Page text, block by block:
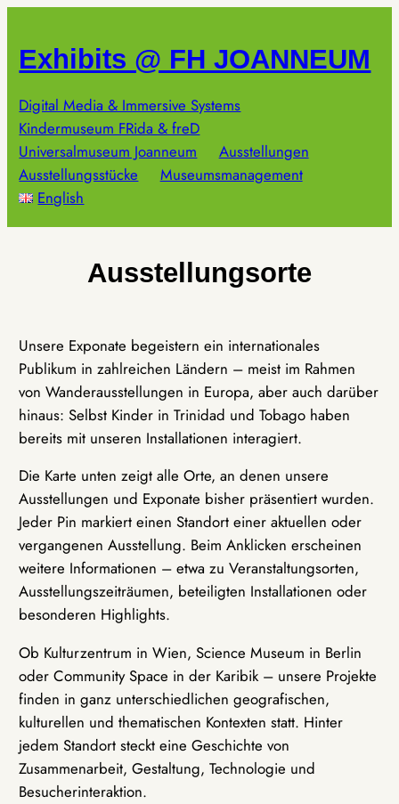
springen
Exhibits @ FH JOANNEUM
Digital Media & Immersive Systems
Kindermuseum FRida & freD
Universalmuseum Joanneum
Ausstellungen
Ausstellungsstücke
Museumsmanagement
English
Ausstellungsorte
Unsere Exponate begeistern ein internationales
Publikum in zahlreichen Ländern – meist im Rahmen
von Wanderausstellungen in Europa, aber auch darüber
hinaus: Selbst Kinder in Trinidad und Tobago haben
bereits mit unseren Installationen interagiert.
Die Karte unten zeigt alle Orte, an denen unsere
Ausstellungen und Exponate bisher präsentiert wurden.
Jeder Pin markiert einen Standort einer aktuellen oder
vergangenen Ausstellung. Beim Anklicken erscheinen
weitere Informationen – etwa zu Veranstaltungsorten,
Ausstellungszeiträumen, beteiligten Installationen oder
besonderen Highlights.
Ob Kulturzentrum in Wien, Science Museum in Berlin
oder Community Space in der Karibik – unsere Projekte
finden in ganz unterschiedlichen geografischen,
kulturellen und thematischen Kontexten statt. Hinter
jedem Standort steckt eine Geschichte von
Zusammenarbeit, Gestaltung, Technologie und
Besucherinteraktion.